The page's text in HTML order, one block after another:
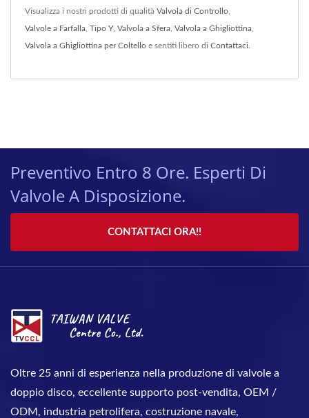
Visualizza i nostri prodotti di qualità Valvola di Controllo
Valvole a Farfalla Tipo Y, Valvola a Sfera Valvola a Ghigliottina
Valvola a Ghigliottina per Coltello e sentiti libero di Contattaci
Preventivo Entro 8 Ore. Esperti Di
Valvole A Disposizione.
CONTATTACI ORA!!
Oltre 25 anni di esperienza nella produzione di valvole a
doppio disco, eccellente supporto post-vendita, OEM /
ODM, industria petrolifera, costruzione navale,